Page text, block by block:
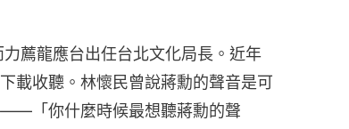
薦龍應台出任台北文化局長。近年
載收聽。林懷民曾說蔣勳的聲音是可
「你什麼時候最想聽蔣勳的聲